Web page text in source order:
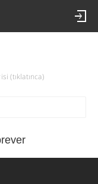
(tıklatınca)